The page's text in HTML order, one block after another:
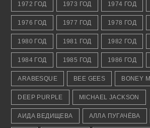
1972 ГОД 1973 ГОД 1974 ГОД
1976 ГОД 1977 ГОД 1978 ГОД
1980 ГОД 1981 ГОД 1982 ГОД
1984 ГОД 1985 ГОД 1986 ГОД
ARABESQUE BEE GEES BONEY M
DEEP PURPLE MICHAEL JACKSON
АИДА ВЕДИЩЕВА АЛЛА ПУГАЧЁВА